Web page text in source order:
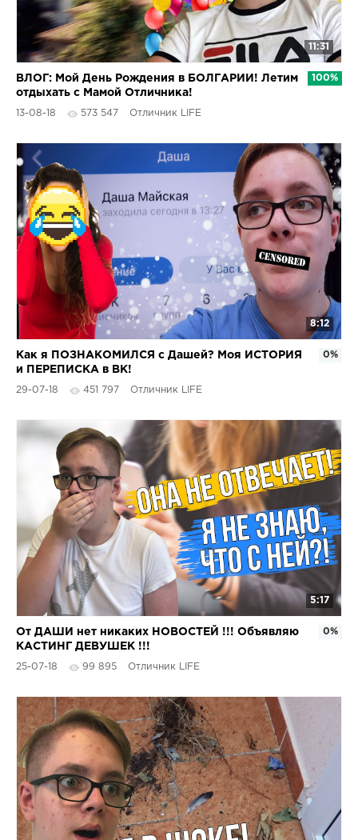
11:31
ВЛОГ: Мой День Рождения в БОЛГАРИИ! Летим
отдыхать с Мамой Отличника!
13-08-18 573 547 Отличник LIFE
100%
8:12
Как я ПОЗНАКОМИЛСЯ с Дашей? Моя ИСТОРИЯ
и ПЕРЕПИСКА в ВК!
29-07-18 451 797 Отличник LIFE
0%
5:17
От ДАШИ нет никаких НОВОСТЕЙ !!! Объявляю
КАСТИНГ ДЕВУШЕК !!!
25-07-18 99 895 Отличник LIFE
0%